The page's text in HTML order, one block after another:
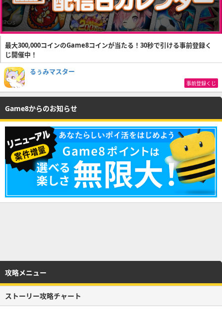
最大300,000コインのGame8コインが当たる！30秒で引ける事前登録く
じ開催中！
るぅみマスター
事前登録くじ
Game8からのお知らせ
攻略メニュー
ストーリー攻略チャート